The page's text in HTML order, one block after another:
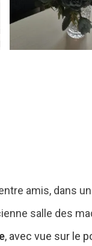
amis, dans
salle des
, avec vue sur le